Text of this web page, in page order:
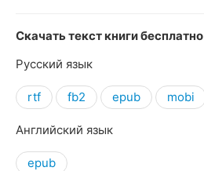
Скачать текст книги бесплатно
Русский язык
rtf fb2 epub mobi
Английский язык
epub